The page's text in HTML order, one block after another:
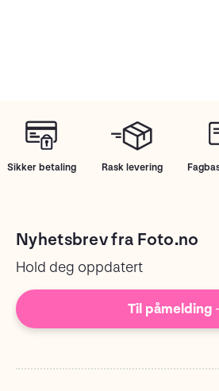
Sikker betaling Rask levering
Nyhetsbrev fra Foto.no
Hold deg oppdatert
Til påmelding